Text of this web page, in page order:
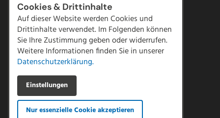
Fax: 0911 5213-100
Facebook
Instagram
LinkedIn
YouTube
Kontakt
Downloads
Impressum
Datenschutz
Cookies & Drittinhalte
Auf dieser Website werden Cookies und
Drittinhalte verwendet. Im Folgenden können
Sie Ihre Zustimmung geben oder widerrufen.
Weitere Informationen finden Sie in unserer
Datenschutzerklärung.
Einstellungen
Nur essenzielle Cookie akzeptieren